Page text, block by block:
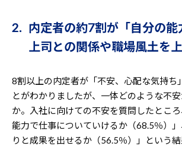
2. 内定者の約7割が「自分の能
上司との関係や職場風土を
8割以上の内定者が「不安、心配な気持ち
とがわかりましたが、一体どのような不
か。入社に向けての不安を質問したとこ
能力で仕事についていけるか（68.5％）
りと成果を出せるか（56.5％）」という結